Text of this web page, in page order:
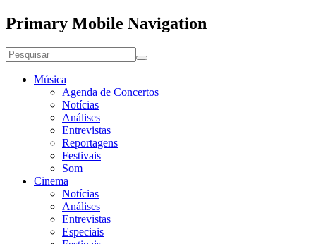
Primary Mobile Navigation
Música
Agenda de Concertos
Notícias
Análises
Entrevistas
Reportagens
Festivais
Som
Cinema
Notícias
Análises
Entrevistas
Especiais